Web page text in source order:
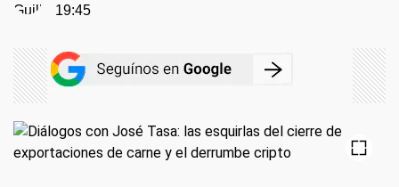
19:45